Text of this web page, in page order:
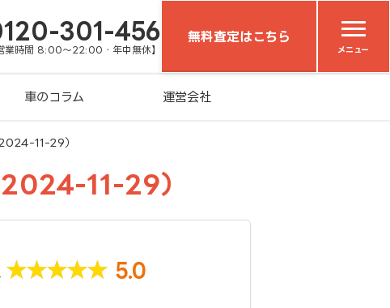
301-456
業時間 8:00～22:00・年中無休】
無料査定はこちら
メニュー
車のコラム 運営会社
11-29）
11-29）
5.0